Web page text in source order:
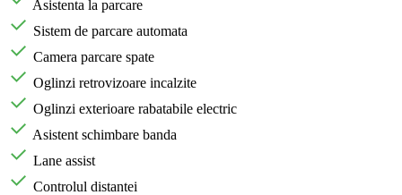
Asistenta la parcare
Sistem de parcare automata
Camera parcare spate
Oglinzi retrovizoare incalzite
Oglinzi exterioare rabatabile electric
Asistent schimbare banda
Lane assist
Controlul distantei